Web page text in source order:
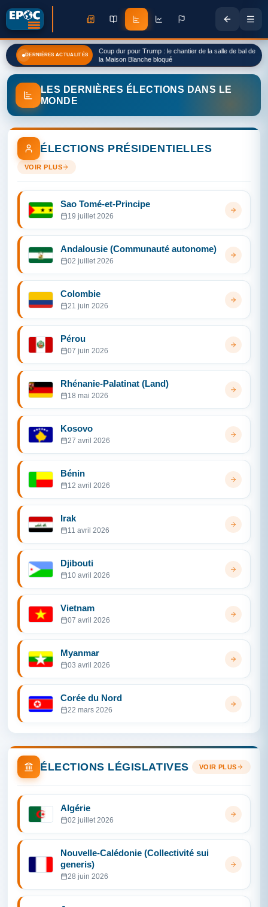
DERNIÈRES ACTUALITÉS
Coup dur pour Trump : le chantier de la salle de bal de
la Maison Blanche bloqué
LES DERNIÈRES ÉLECTIONS DANS LE
MONDE
ÉLECTIONS PRÉSIDENTIELLES
VOIR PLUS
Sao Tomé-et-Principe
19 juillet 2026
Andalousie (Communauté autonome)
02 juillet 2026
Colombie
21 juin 2026
Pérou
07 juin 2026
Rhénanie-Palatinat (Land)
18 mai 2026
Kosovo
27 avril 2026
Bénin
12 avril 2026
Irak
11 avril 2026
Djibouti
10 avril 2026
Vietnam
07 avril 2026
Myanmar
03 avril 2026
Corée du Nord
22 mars 2026
ÉLECTIONS LÉGISLATIVES VOIR PLUS
Algérie
02 juillet 2026
Nouvelle-Calédonie (Collectivité sui
generis)
28 juin 2026